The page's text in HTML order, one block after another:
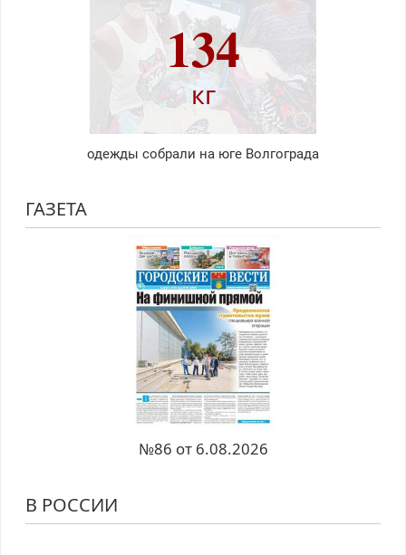
134
кг
одежды собрали на юге Волгограда
ГАЗЕТА
№86 от 6.08.2026
В РОССИИ